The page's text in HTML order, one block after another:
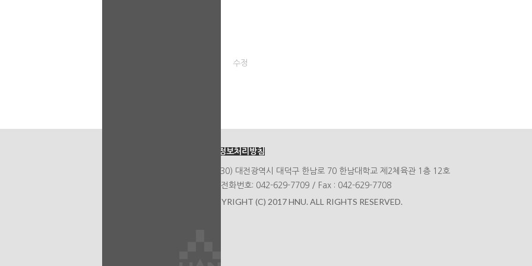
수정
개인정보처리방침
(34430) 대전광역시 대덕구 한남로 70 한남대학교 제2체육관 1층 12호
대표 전화번호: 042-629-7709 / Fax : 042-629-7708
COPYRIGHT (C) 2017 HNU. ALL RIGHTS RESERVED.